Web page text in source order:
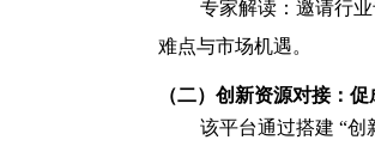
专家解读：邀请行
难点与市场机遇。
（二）创新资源对接：
该平台通过搭建 “创